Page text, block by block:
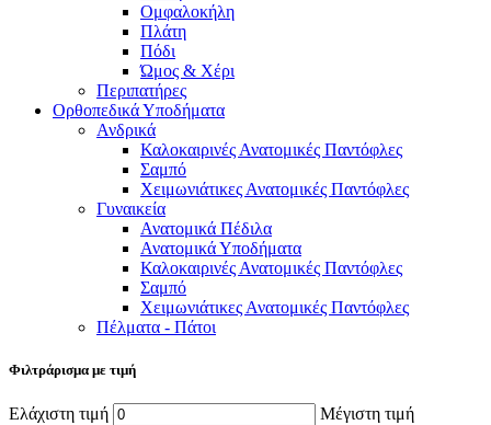
Ομφαλοκήλη
Πλάτη
Πόδι
Ώμος & Χέρι
Περιπατήρες
Ορθοπεδικά Υποδήματα
Ανδρικά
Καλοκαιρινές Ανατομικές Παντόφλες
Σαμπό
Χειμωνιάτικες Ανατομικές Παντόφλες
Γυναικεία
Ανατομικά Πέδιλα
Ανατομικά Υποδήματα
Καλοκαιρινές Ανατομικές Παντόφλες
Σαμπό
Χειμωνιάτικες Ανατομικές Παντόφλες
Πέλματα - Πάτοι
Φιλτράρισμα με τιμή
Ελάχιστη τιμή Μέγιστη τιμή